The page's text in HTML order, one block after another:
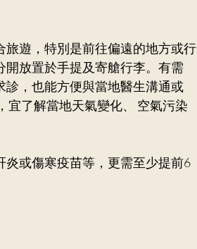
。
遊，特別是前往偏遠的地方或行
放置於手提及寄艙行李。有需
，也能方便與當地醫生溝通或
宜了解當地天氣變化、 空氣污染
或傷寒疫苗等，更需至少提前6